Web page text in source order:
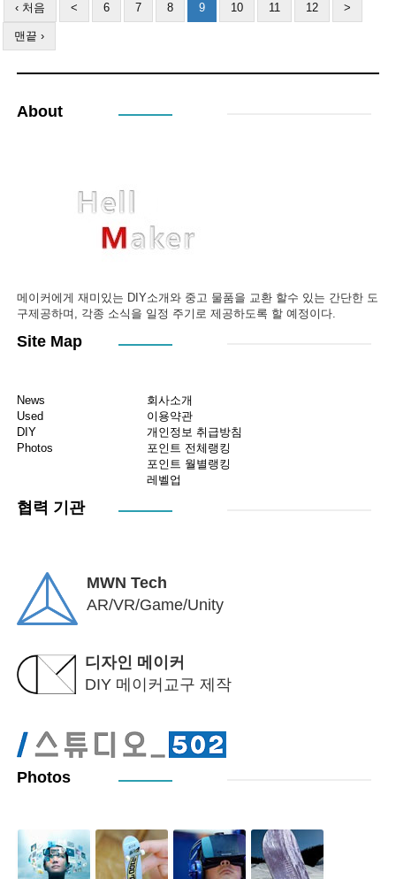
‹ 처음 < 6 7 8 9 10 11 12 >
맨끝 ›
About
메이커에게 재미있는 DIY소개와 중고 물품을 교환 할수 있는 간단한 도
구제공하며, 각종 소식을 일정 주기로 제공하도록 할 예정이다.
Site Map
News
Used
DIY
Photos
회사소개
이용약관
개인정보 취급방침
포인트 전체랭킹
포인트 월별랭킹
레벨업
협력 기관
MWN Tech
AR/VR/Game/Unity
디자인 메이커
DIY 메이커교구 제작
Photos